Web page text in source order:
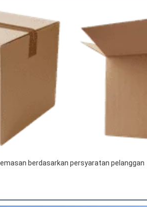
berdasarkan persyaratan pelanggan